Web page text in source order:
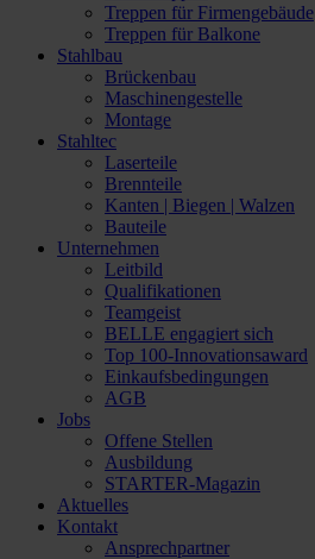
Treppen für Firmengebäude
Treppen für Balkone
Stahlbau
Brückenbau
Maschinengestelle
Montage
Stahltec
Laserteile
Brennteile
Kanten | Biegen | Walzen
Bauteile
Unternehmen
Leitbild
Qualifikationen
Teamgeist
BELLE engagiert sich
Top 100-Innovationsaward
Einkaufsbedingungen
AGB
Jobs
Offene Stellen
Ausbildung
STARTER-Magazin
Aktuelles
Kontakt
Ansprechpartner